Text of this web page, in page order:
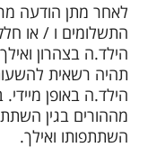
התשלומים ו / או
הילד.ה בצהרון
תהיה רשאית
הילד.ה באופן
מההורים בגין
השתתפותו ואילך.